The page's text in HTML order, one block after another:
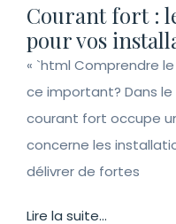
Courant fort :
pour vos
« `html Comprendre
ce important? Dans
courant fort occupe
concerne les
délivrer de fortes
Lire la suite...